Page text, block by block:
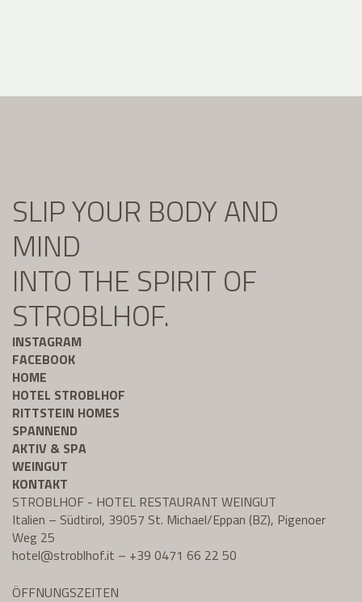
SLIP YOUR BODY AND
MIND
INTO THE SPIRIT OF
STROBLHOF.
INSTAGRAM
FACEBOOK
HOME
HOTEL STROBLHOF
RITTSTEIN HOMES
SPANNEND
AKTIV & SPA
WEINGUT
KONTAKT
STROBLHOF - HOTEL RESTAURANT WEINGUT
Italien – Südtirol, 39057 St. Michael/Eppan (BZ), Pigenoer
Weg 25
hotel@stroblhof.it – +39 0471 66 22 50
ÖFFNUNGSZEITEN